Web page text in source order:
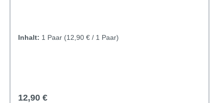
Inhalt: 1 Paar (12,90 € / 1 Paar)
Regulärer Preis:
12,90 €